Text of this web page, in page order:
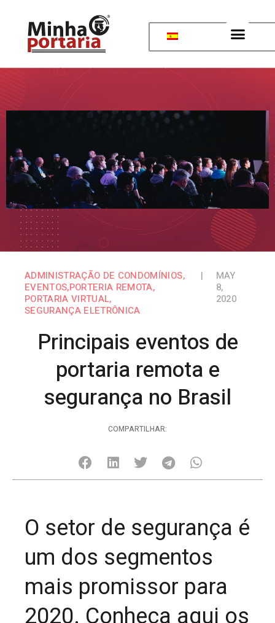
ADMINISTRAÇÃO DE CONDOMÍNIOS,
EVENTOS,PORTERIA REMOTA,
PORTARIA VIRTUAL,
SEGURANÇA ELETRÔNICA
|
MAY
8,
2020
Principais eventos de
portaria remota e
segurança no Brasil
COMPARTILHAR:
O setor de segurança é
um dos segmentos
mais promissor para